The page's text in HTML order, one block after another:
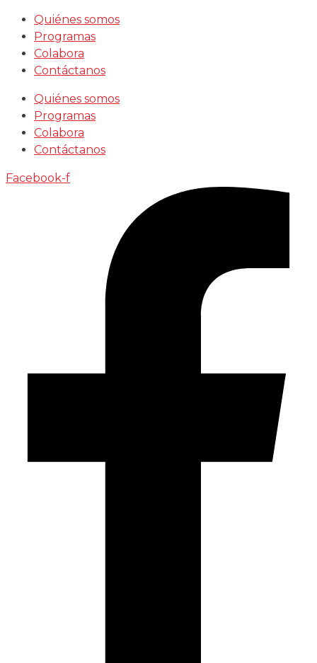
Saltar
contenido
Quiénes somos
Programas
Colabora
Contáctanos
Quiénes somos
Programas
Colabora
Contáctanos
Facebook-f